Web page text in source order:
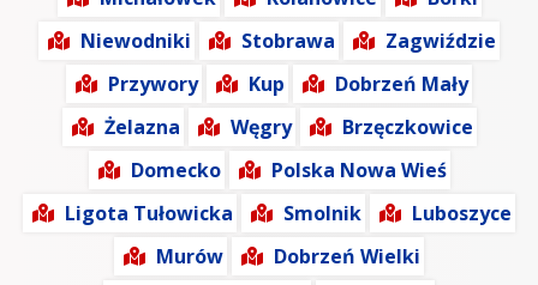
Niewodniki
Stobrawa
Zagwiździe
Przywory
Kup
Dobrzeń Mały
Żelazna
Węgry
Brzęczkowice
Domecko
Polska Nowa Wieś
Ligota Tułowicka
Smolnik
Luboszyce
Murów
Dobrzeń Wielki